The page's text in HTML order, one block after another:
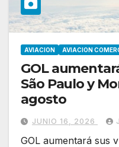
AVIACION AVIACION
GOL
São Paulo y
agosto
JUNIO 16, 2026
GOL aumentará sus